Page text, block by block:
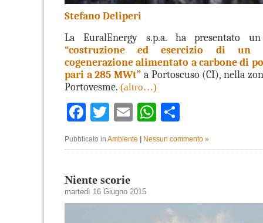
Stefano Deliperi
La EuralEnergy s.p.a. ha presentato
“costruzione ed esercizio di un
cogenerazione alimentato a carbone di
pari a 285 MWt” a Portoscuso (CI), nella
Portovesme. (altro…)
Facebook
TwitterEmailWhatsApp
Pubblicato in Ambiente | Nessun commento »
Niente scorie
martedì 16 Giugno 2015